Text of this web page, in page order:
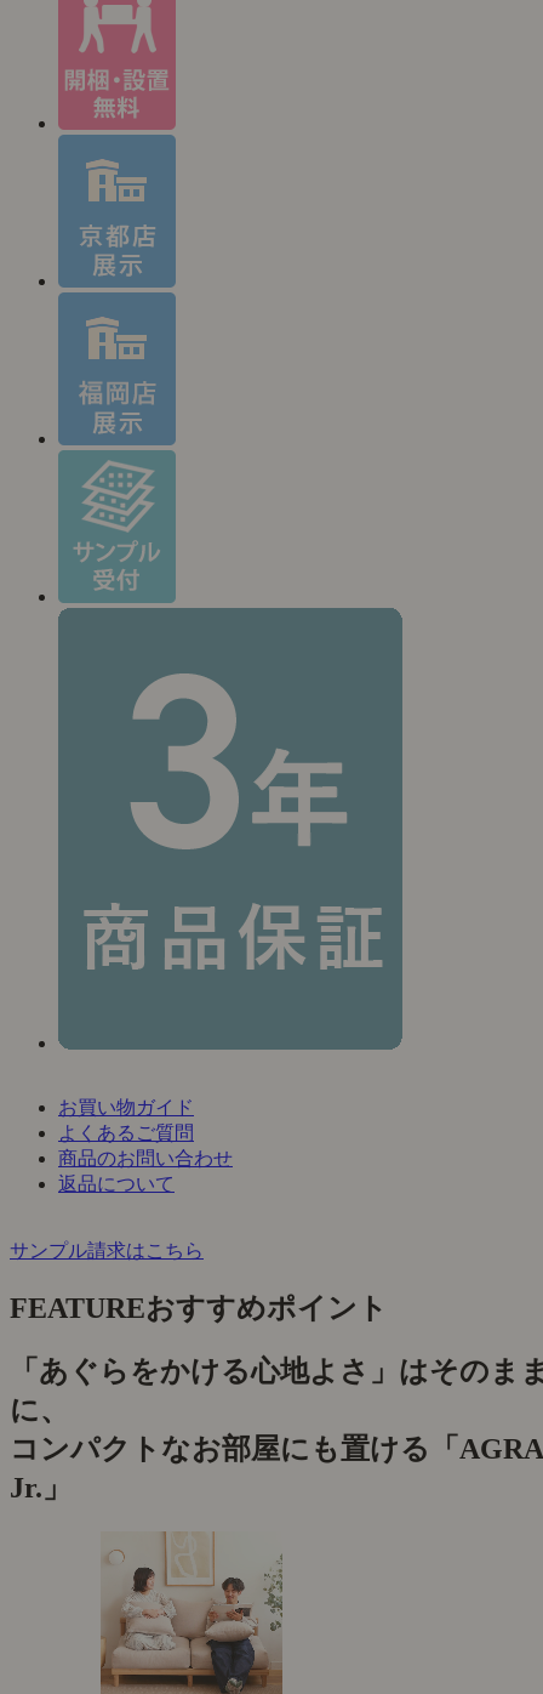
お買い物ガイド
よくあるご質問
商品のお問い合わせ
返品について
サンプル請求はこちら
FEATUREおすすめポイント
「あぐらをかける心地よさ」はそのま
に、
コンパクトなお部屋にも置ける「AGRA
Jr.」